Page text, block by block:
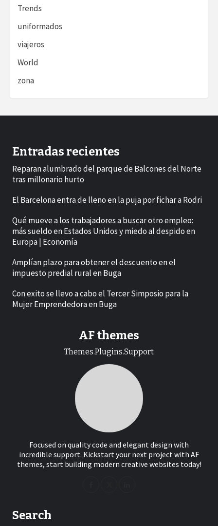
Trends
uniformados
viajeros
World
zona
Entradas recientes
Reparan alumbrado del parque de Balcones del Norte
tras millonario hurto
El Barcelona entra de lleno en la puja por fichar a Rodri
Qué mueve a los trabajadores a buscar otro empleo:
más sueldo en Estados Unidos y miedo al despido en
Europa | Economía
Amplían plazo para obtener el descuento en el
impuesto predial rural en Buga
Con exito se llevo a cabo el Tercer Simposio para la
Mujer Emprendedora en Buga
AF themes
Themes.Plugins.Support
Focused on quality code and elegant design with
incredible support. Kickstart your next project with AF
themes, start building modern creative websites today!
Search